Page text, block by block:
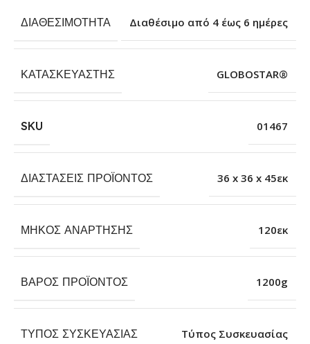
ΔΙΑΘΕΣΙΜΌΤΗΤΑ Διαθέσιμο από 4 έως 6 ημέρες
ΚΑΤΑΣΚΕΥΑΣΤΉΣ GLOBOSTAR®
SKU 01467
ΔΙΑΣΤΆΣΕΙΣ ΠΡΟΪΌΝΤΟΣ 36 x 36 x 45εκ
ΜΉΚΟΣ ΑΝΆΡΤΗΣΗΣ 120εκ
ΒΆΡΟΣ ΠΡΟΪΌΝΤΟΣ 1200g
ΤΎΠΟΣ ΣΥΣΚΕΥΑΣΊΑΣ Τύπος Συσκευασίας